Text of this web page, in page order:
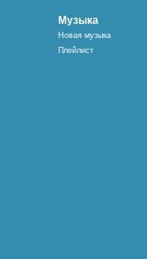
Музыка
Новая музыка
Плейлист